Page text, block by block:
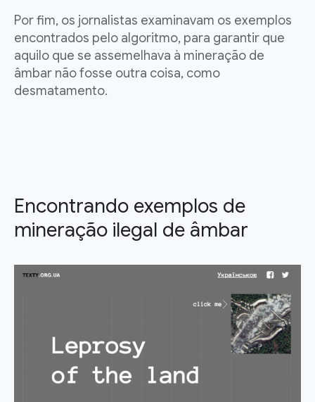
Por fim, os jornalistas examinavam os exemplos
encontrados pelo algoritmo, para garantir que
aquilo que se assemelhava à mineração de
âmbar não fosse outra coisa, como
desmatamento.
Encontrando exemplos de
mineração ilegal de âmbar